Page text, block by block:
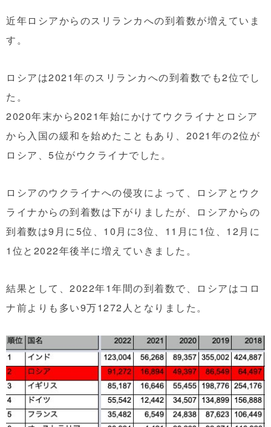
近年ロシアからのスリランカへの到着数が増えていま
す。
ロシアは2021年のスリランカへの到着数でも2位でし
た。
2020年末から2021年始にかけてウクライナとロシア
から入国の緩和を始めたこともあり、2021年の2位が
ロシア、5位がウクライナでした。
ロシアのウクライナへの侵攻によって、ロシアとウク
ライナからの到着数は下がりましたが、ロシアからの
到着数は9月に5位、10月に3位、11月に1位、12月に
1位と2022年後半に増えていきました。
結果として、2022年1年間の到着数で、ロシアはコロ
ナ前よりも多い9万1272人となりました。